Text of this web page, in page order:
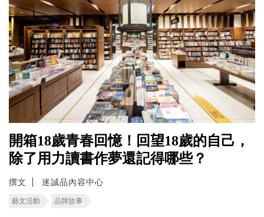
開箱18歲青春回憶！回望18歲的自己，
除了用力讀書作夢還記得哪些？
撰文 迷誠品內容中心
藝文活動 品牌故事